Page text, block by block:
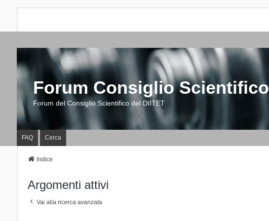
Forum Consiglio Scientifico
Forum del Consiglio Scientifico del DIITET
FAQ Cerca
Indice
Argomenti attivi
Vai alla ricerca avanzata